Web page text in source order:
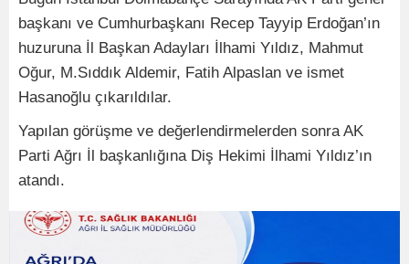
başkanı ve Cumhurbaşkanı Recep Tayyip Erdoğan’ın
huzuruna İl Başkan Adayları İlhami Yıldız, Mahmut
Oğur, M.Sıddık Aldemir, Fatih Alpaslan ve ismet
Hasanoğlu çıkarıldılar.
Yapılan görüşme ve değerlendirmelerden sonra AK
Parti Ağrı İl başkanlığına Diş Hekimi İlhami Yıldız’ın
atandı.